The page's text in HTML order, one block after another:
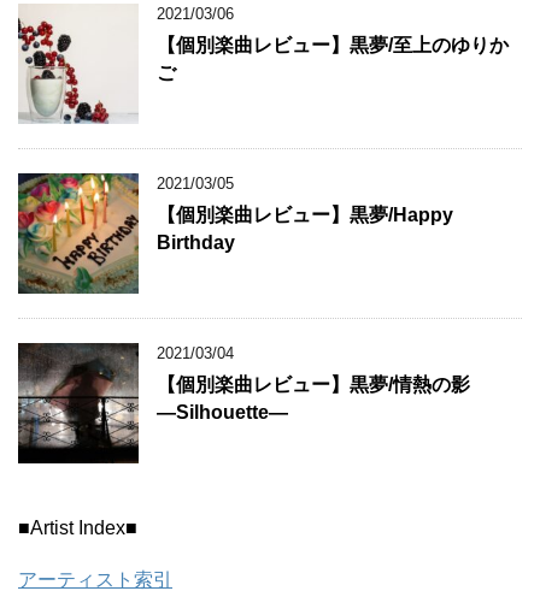
2021/03/06
【個別楽曲レビュー】黒夢/至上のゆりか
ご
2021/03/05
【個別楽曲レビュー】黒夢/Happy
Birthday
2021/03/04
【個別楽曲レビュー】黒夢/情熱の影
―Silhouette―
■Artist Index■
アーティスト索引